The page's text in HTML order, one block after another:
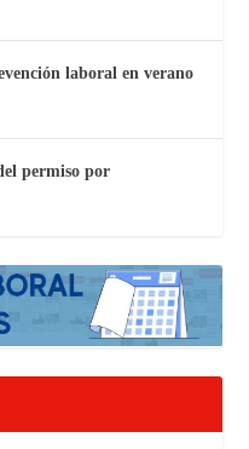
laboral en verano
permiso por